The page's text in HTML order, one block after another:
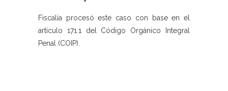
Fiscalía procesó este caso con base en el
artículo 171.1 del Código Orgánico Integral
Penal (COIP).